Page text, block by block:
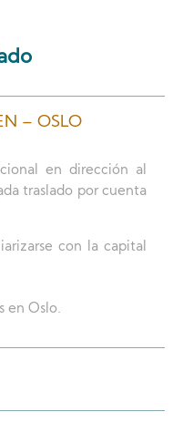
– OSLO
en dirección al
traslado por cuenta
con la capital
en Oslo.